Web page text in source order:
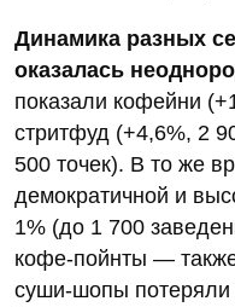
Динамика разных
оказалась
показали кофейни
стритфуд (+4,6%, 2
500 точек). В то же
демократичной и
1% (до 1 700
кофе‑пойнты —
суши‑шопы